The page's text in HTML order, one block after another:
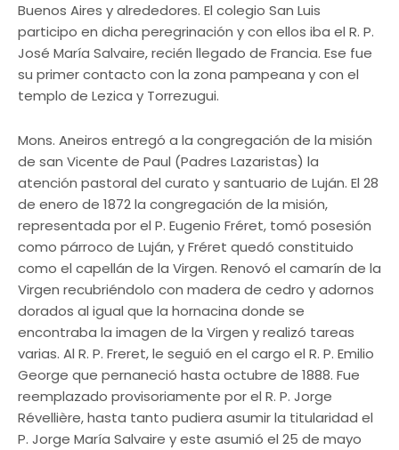
Buenos Aires y alrededores. El colegio San Luis
participo en dicha peregrinación y con ellos iba el R. P.
José María Salvaire, recién llegado de Francia. Ese fue
su primer contacto con la zona pampeana y con el
templo de Lezica y Torrezugui.
Mons. Aneiros entregó a la congregación de la misión
de san Vicente de Paul (Padres Lazaristas) la
atención pastoral del curato y santuario de Luján. El 28
de enero de 1872 la congregación de la misión,
representada por el P. Eugenio Fréret, tomó posesión
como párroco de Luján, y Fréret quedó constituido
como el capellán de la Virgen. Renovó el camarín de la
Virgen recubriéndolo con madera de cedro y adornos
dorados al igual que la hornacina donde se
encontraba la imagen de la Virgen y realizó tareas
varias. Al R. P. Freret, le seguió en el cargo el R. P. Emilio
George que pernaneció hasta octubre de 1888. Fue
reemplazado provisoriamente por el R. P. Jorge
Révellière, hasta tanto pudiera asumir la titularidad el
P. Jorge María Salvaire y este asumió el 25 de mayo